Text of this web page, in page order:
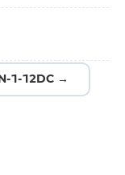
1-12DC →